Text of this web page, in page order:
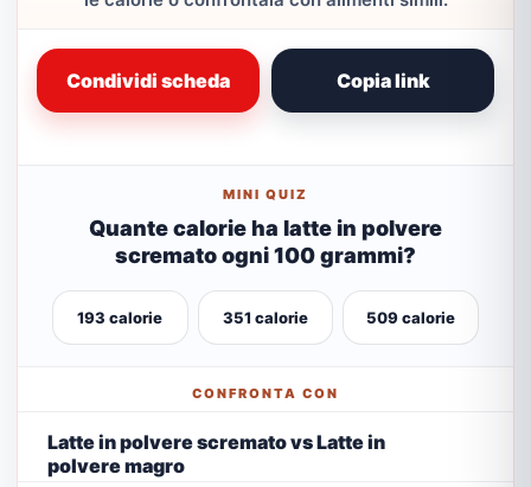
Condividi scheda Copia link
MINI QUIZ
Quante calorie ha latte in polvere
scremato ogni 100 grammi?
193 calorie 351 calorie 509 calorie
CONFRONTA CON
Latte in polvere scremato vs Latte in
polvere magro